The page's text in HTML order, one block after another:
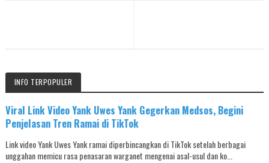
INFO TERPOPULER
Viral Link Video Yank Uwes Yank Gegerkan Medsos, Begini
Penjelasan Tren Ramai di TikTok
Link video Yank Uwes Yank ramai diperbincangkan di TikTok setelah berbagai
unggahan memicu rasa penasaran warganet mengenai asal-usul dan ko...